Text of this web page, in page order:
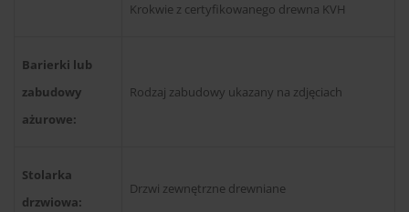
Krokwie z certyfikowanego drewna KVH
Barierki lub
zabudowy
ażurowe:
Rodzaj zabudowy ukazany na zdjęciach
Stolarka
drzwiowa:
Drzwi zewnętrzne drewniane